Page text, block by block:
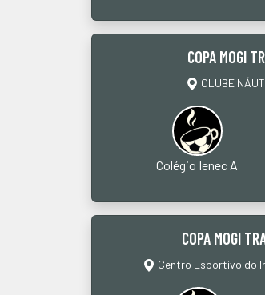
COPA MOGI
CLUBE
Colégio Ienec A
COPA MOGI
Centro Esportivo do